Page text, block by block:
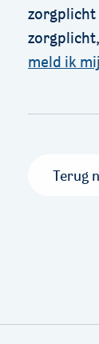
zorgplicht
meld ik
Terug